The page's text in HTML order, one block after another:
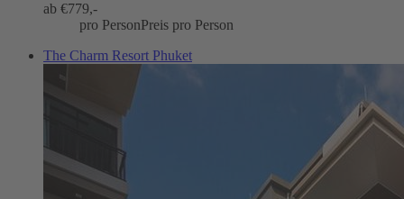
ab €779,-
pro PersonPreis pro Person
The Charm Resort Phuket